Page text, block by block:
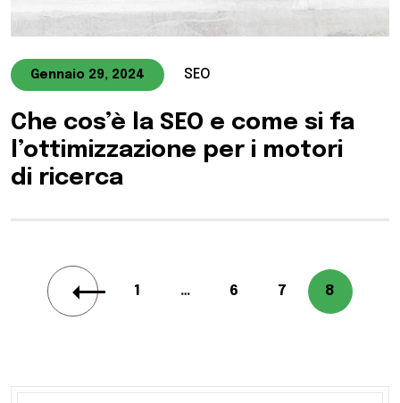
Gennaio 29, 2024 SEO
Che cos’è la SEO e come si fa
l’ottimizzazione per i motori
di ricerca
1 … 6 7 8